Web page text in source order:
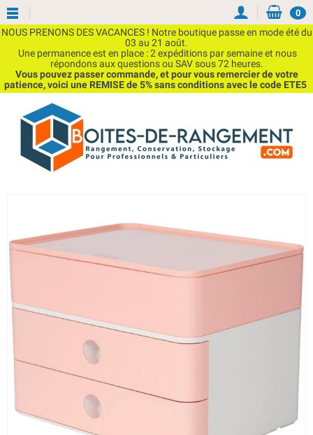
NOUS PRENONS DES VACANCES ! Notre boutique passe en mode été du
03 au 21 août.
Une permanence est en place : 2 expéditions par semaine et nous
répondons aux questions ou SAV sous 72 heures.
Vous pouvez passer commande, et pour vous remercier de votre
patience, voici une REMISE de 5% sans conditions avec le code ETE5
0